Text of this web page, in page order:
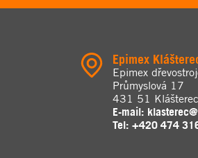
Epimex
Epimex
Průmyslová 17
431 51
E-mail:
Tel: +420 474